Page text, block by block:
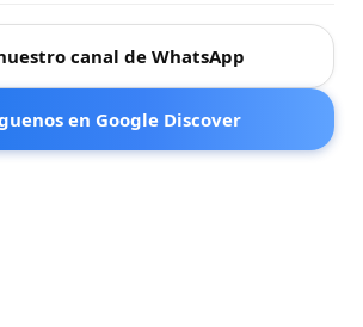
canal de WhatsApp
en Google Discover